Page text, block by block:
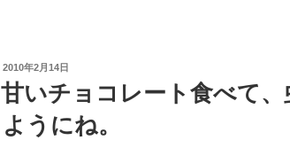
投
稿
日:
2010年2月14日
甘いチョコレート食べて
ようにね。